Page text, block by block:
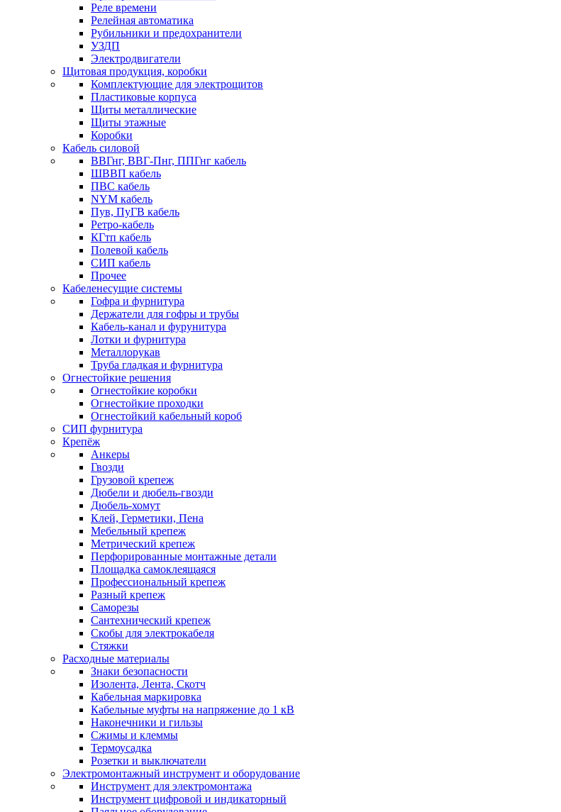
Реле времени
Релейная автоматика
Рубильники и предохранители
УЗДП
Электродвигатели
Щитовая продукция, коробки
Комплектующие для электрощитов
Пластиковые корпуса
Щиты металлические
Щиты этажные
Коробки
Кабель силовой
ВВГнг, ВВГ-Пнг, ППГнг кабель
ШВВП кабель
ПВС кабель
NYM кабель
Пув, ПуГВ кабель
Ретро-кабель
КГтп кабель
Полевой кабель
СИП кабель
Прочее
Кабеленесущие системы
Гофра и фурнитура
Держатели для гофры и трубы
Кабель-канал и фурунитура
Лотки и фурнитура
Металлорукав
Труба гладкая и фурнитура
Огнестойкие решения
Огнестойкие коробки
Огнестойкие проходки
Огнестойкий кабельный короб
СИП фурнитура
Крепёж
Анкеры
Гвозди
Грузовой крепеж
Дюбели и дюбель-гвозди
Дюбель-хомут
Клей, Герметики, Пена
Мебельный крепеж
Метрический крепеж
Перфорированные монтажные детали
Площадка самоклеящаяся
Профессиональный крепеж
Разный крепеж
Саморезы
Сантехнический крепеж
Скобы для электрокабеля
Стяжки
Расходные материалы
Знаки безопасности
Изолента, Лента, Скотч
Кабельная маркировка
Кабельные муфты на напряжение до 1 кВ
Наконечники и гильзы
Сжимы и клеммы
Термоусадка
Розетки и выключатели
Электромонтажный инструмент и оборудование
Инструмент для электромонтажа
Инструмент цифровой и индикаторный